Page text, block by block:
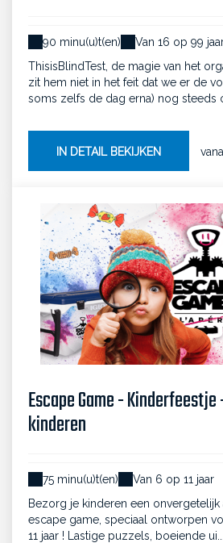
90 minu(u)t(en)
Van 16 op 99
ThisisBlindTest, de magie van het
zit hem niet in het feit dat we er de
soms zelfs de dag erna) nog steeds
IN DETAIL BEKIJKEN
Escape Game -
kinderen
75 minu(u)t(en)
Van 6 op 11 jaar
Bezorg je kinderen een
escape game, speciaal ontworpen
11 jaar ! Lastige puzzels, boeiende ui...